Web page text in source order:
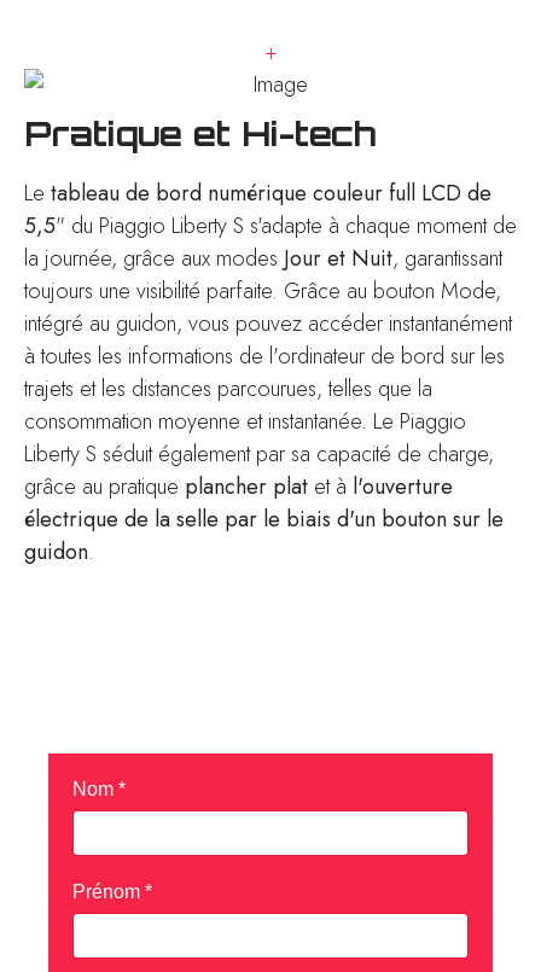
+
Pratique et Hi-tech
Le tableau de bord numérique couleur full LCD de
5,5" du Piaggio Liberty S s'adapte à chaque moment de
la journée, grâce aux modes Jour et Nuit, garantissant
toujours une visibilité parfaite. Grâce au bouton Mode,
intégré au guidon, vous pouvez accéder instantanément
à toutes les informations de l'ordinateur de bord sur les
trajets et les distances parcourues, telles que la
consommation moyenne et instantanée. Le Piaggio
Liberty S séduit également par sa capacité de charge,
grâce au pratique plancher plat et à l'ouverture
électrique de la selle par le biais d'un bouton sur le
guidon.
Nom *
Prénom *